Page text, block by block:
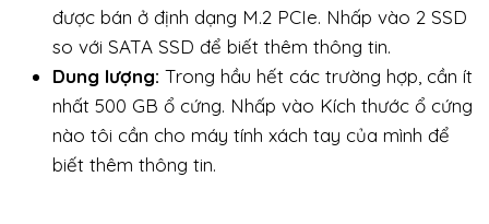
được bán ở định dạng M.2 PCIe. Nhấp vào 2 SSD
so với SATA SSD để biết thêm thông tin.
Dung lượng: Trong hầu hết các trường hợp, cần ít
nhất 500 GB ổ cứng. Nhấp vào Kích thước ổ cứng
nào tôi cần cho máy tính xách tay của mình để
biết thêm thông tin.